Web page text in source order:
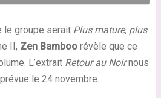
le groupe serait Plus mature, plus
II, Zen Bamboorévèle que ce
L’extrait Retour au Noirnous
le 24 novembre.